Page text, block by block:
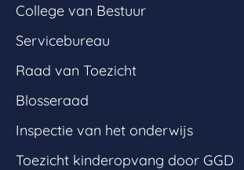
College van Bestuur
Servicebureau
Raad van Toezicht
Blosseraad
Inspectie van het onderwijs
Toezicht kinderopvang door GGD